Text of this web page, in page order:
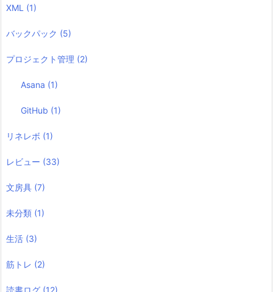
XML (1)
バックパック (5)
プロジェクト管理 (2)
Asana (1)
GitHub (1)
リネレボ (1)
レビュー (33)
文房具 (7)
未分類 (1)
生活 (3)
筋トレ (2)
読書ログ (12)